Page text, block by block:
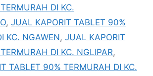
DI KC.
, JUAL KAPORIT TABLET 90%
KC. NGAWEN, JUAL KAPORIT
DI KC. NGLIPAR,
TABLET 90% TERMURAH DI KC.